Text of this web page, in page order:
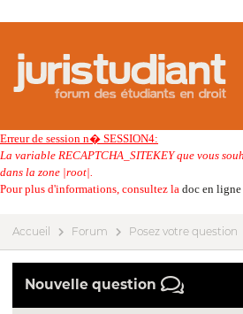
Erreur de session n� SESSION4:
La variable RECAPTCHA_SITEKEY que vous
dans la zone |root|.
Pour plus d'informations, consultez la doc en ligne
Accueil Forum Posez votre question
Nouvelle question